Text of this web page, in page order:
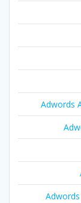
Adwords